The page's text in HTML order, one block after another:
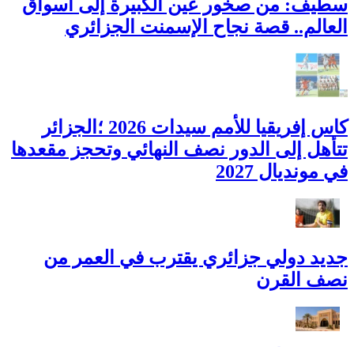
سطيف: من صخور عين الكبيرة إلى أسواق
العالم.. قصة نجاح الإسمنت الجزائري
كاس إفريقيا للأمم سيدات 2026 ؛الجزائر
تتأهل إلى الدور نصف النهائي وتحجز مقعدها
في مونديال 2027
جديد دولي جزائري يقترب في العمر من
نصف القرن